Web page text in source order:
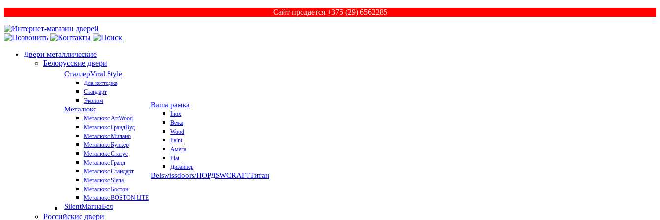
Сайт продается +375 (29) 6562285
Двери металлические
Белорусские двери
СталлерViral Style
Для коттеджа
Стандарт
Эконом
Металюкс
Металюкс ArtWood
Металюкс ГрандВуд
Металюкс Милано
Металюкс Бункер
Металюкс Статус
Металюкс Гранд
Металюкс Стандарт
Металюкс Siena
Металюкс Бостон
Металюкс BOSTON LITE
SilentМагнаБел
Ваша рамка
Inox
Вежа
Wood
Paint
Амега
Plat
Дизайнер
Belswissdoors/НОРДSWCRAFTТитан
Российские двери